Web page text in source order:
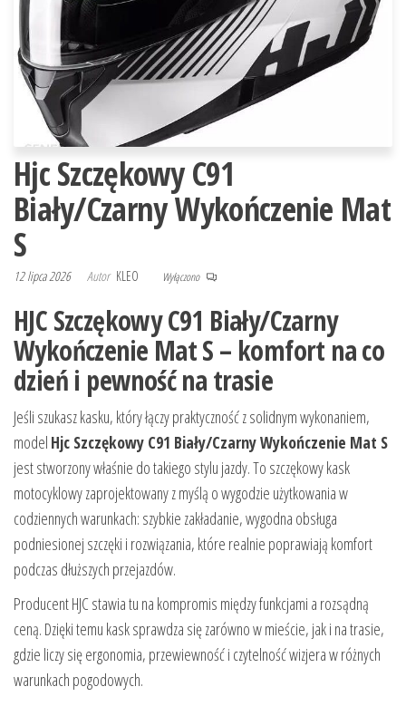
Hjc Szczękowy C91
Biały/Czarny Wykończenie Mat
S
12 lipca 2026 Autor KLEO Wyłączono
HJC Szczękowy C91 Biały/Czarny
Wykończenie Mat S – komfort na co
dzień i pewność na trasie
Jeśli szukasz kasku, który łączy praktyczność z solidnym wykonaniem,
model Hjc Szczękowy C91 Biały/Czarny Wykończenie Mat S
jest stworzony właśnie do takiego stylu jazdy. To szczękowy kask
motocyklowy zaprojektowany z myślą o wygodzie użytkowania w
codziennych warunkach: szybkie zakładanie, wygodna obsługa
podniesionej szczęki i rozwiązania, które realnie poprawiają komfort
podczas dłuższych przejazdów.
Producent HJC stawia tu na kompromis między funkcjami a rozsądną
ceną. Dzięki temu kask sprawdza się zarówno w mieście, jak i na trasie,
gdzie liczy się ergonomia, przewiewność i czytelność wizjera w różnych
warunkach pogodowych.